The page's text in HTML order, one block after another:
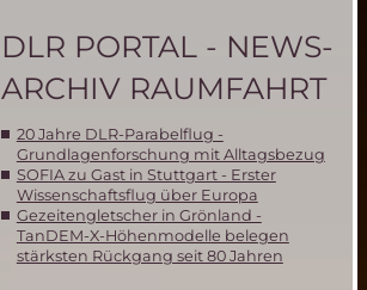
DLR PORTAL - NEWS-
ARCHIV RAUMFAHRT
20 Jahre DLR-Parabelflug -
Grundlagenforschung mit Alltagsbezug
SOFIA zu Gast in Stuttgart - Erster
Wissenschaftsflug über Europa
Gezeitengletscher in Grönland -
TanDEM-X-Höhenmodelle belegen
stärksten Rückgang seit 80 Jahren